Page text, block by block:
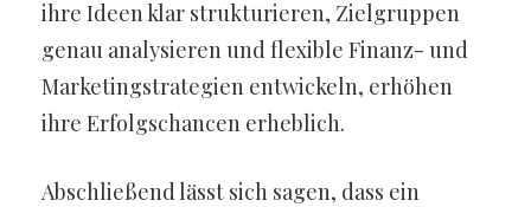
ihre Ideen klar strukturieren, Zielgruppen
genau analysieren und flexible Finanz- und
Marketingstrategien entwickeln, erhöhen
ihre Erfolgschancen erheblich.
Abschließend lässt sich sagen, dass ein